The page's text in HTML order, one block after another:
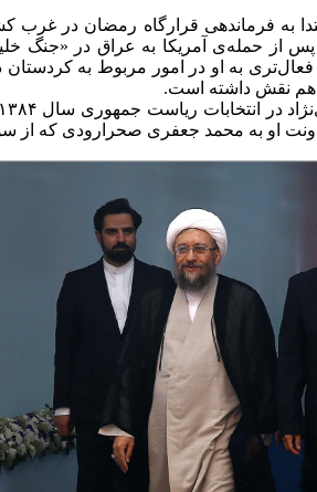
به فرماندهی قرارگاه رمضان در
به او در امور مربوط به
او به محمد جعفری صحرارودی که از